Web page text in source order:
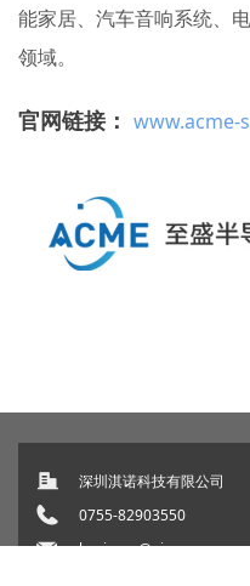
能家居、汽车音响系统、
领域。
官网链接： www.acme-
深圳淇诺科技有限公司
0755-82903550
business@qinuo.com.cn